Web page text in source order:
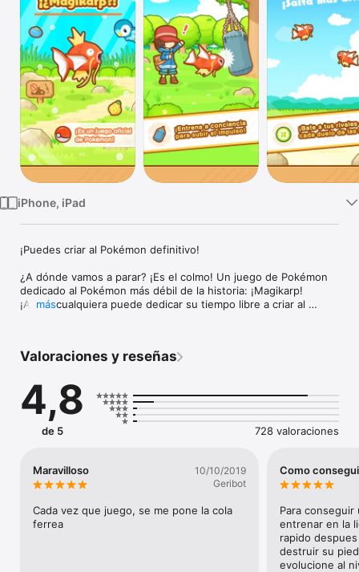
TV
iPhone, iPad
¡Puedes criar al Pokémon definitivo!
¿A dónde vamos a parar? ¡Es el colmo! Un juego de Pokémon
dedicado al Pokémon más débil de la historia: ¡Magikarp!
¡Ahora cualquiera puede dedicar su tiempo libre a criar al
¿Cómo podríamos describir al bueno de Magikarp?
encadenar ridículos estrepitosos y, en general, por ser un
cero a la izquierda en el que no confía ni el tato.
・ Es incapaz de aprender ni un solo movimiento potente. Lo
único que hace es salpicar mientras pega brincos absurdos
botaban todos ufanos, fueron atrapados por un Pidgeotto en
pleno vuelo... y nunca más se supo.
A este Pokémon tan calamitoso le aguarda una serie de
sorprendentes vicisitudes. Pero no te preocupes... ¡Él seguirá
más
Valoraciones y reseñas
4,8
de 5 728 valoraciones
Maravilloso
10/10/2019
Geribot
Cada vez que juego, se me pone la cola
ferrea
Como
Para
entrenar en la
rapido
destruir su
evolucione al